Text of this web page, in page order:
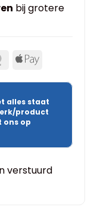
bij grotere
alles staat
product
ons op
verstuurd